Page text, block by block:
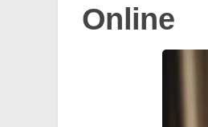
Online